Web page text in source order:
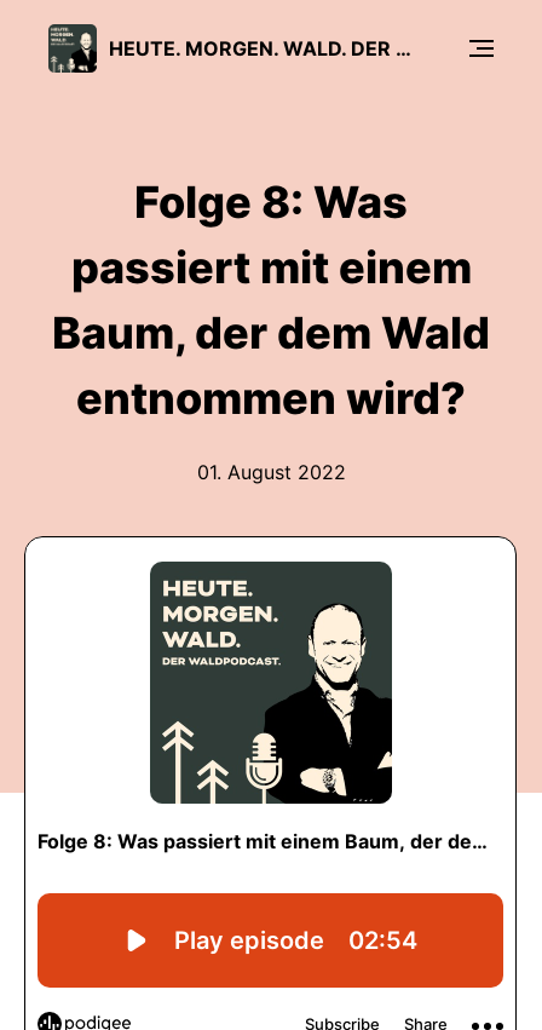
HEUTE. MORGEN. WALD. DER WALDPODCAST VON DEUTIM UND WALDEMARIE
Folge 8: Was
passiert mit einem
Baum, der dem Wald
entnommen wird?
01. August 2022